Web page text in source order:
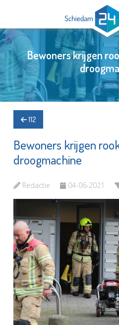
Bewoners krijgen
112
Bewoners krijgen
droogmachine
Redactie 04-06-2021